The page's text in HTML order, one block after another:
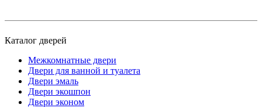
Каталог дверей
Межкомнатные двери
Двери для ванной и туалета
Двери эмаль
Двери экошпон
Двери эконом